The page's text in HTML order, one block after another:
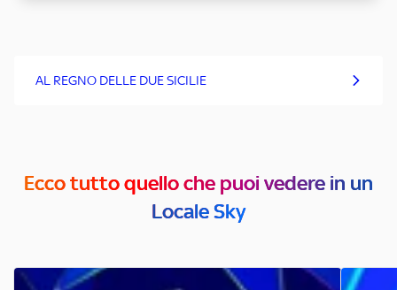
AL REGNO DELLE DUE SICILIE
Ecco tutto quello che puoi vedere in un
Locale Sky